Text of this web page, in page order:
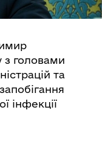
з головами
та
інфекції